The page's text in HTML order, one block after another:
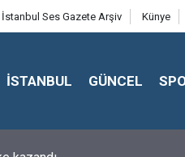
İstanbul Ses Gazete Arşiv Künye
İSTANBUL GÜNCEL